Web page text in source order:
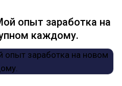
опыт заработка на
каждому.